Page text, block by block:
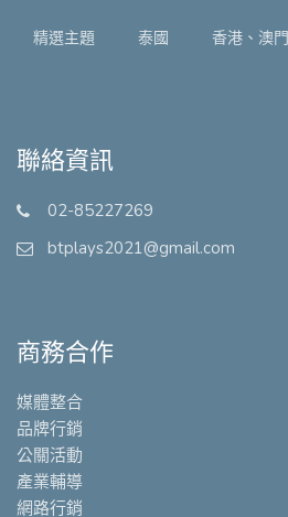
精選主題 泰國 香港、澳門
聯絡資訊
02-85227269
btplays2021@gmail.com
商務合作
媒體整合
品牌行銷
公關活動
產業輔導
網路行銷